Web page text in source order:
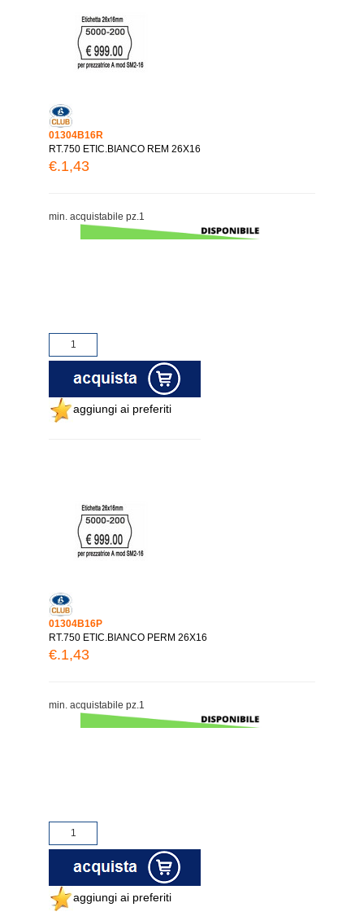
01304B16R
RT.750 ETIC.BIANCO REM 26X16
€.1,43
min. acquistabile pz.1
aggiungi ai preferiti
01304B16P
RT.750 ETIC.BIANCO PERM 26X16
€.1,43
min. acquistabile pz.1
aggiungi ai preferiti